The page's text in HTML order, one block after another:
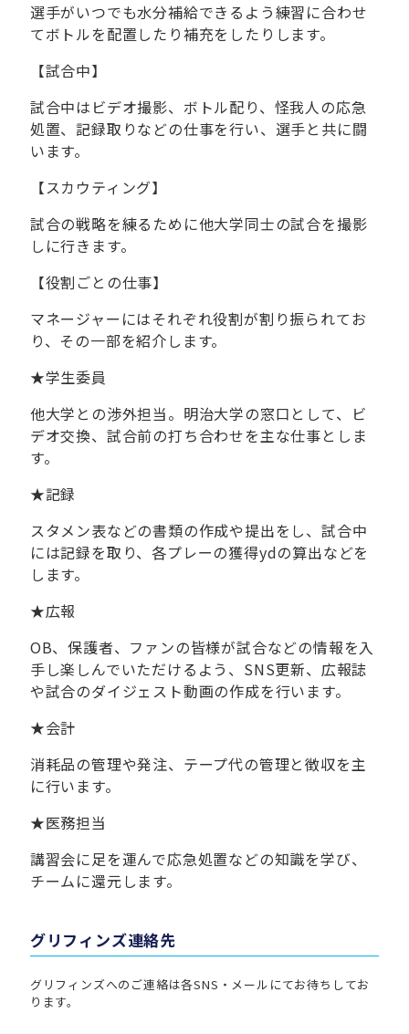
選手がいつでも水分補給できるよう練習に合わせ
てボトルを配置したり補充をしたりします。
【試合中】
試合中はビデオ撮影、ボトル配り、怪我人の応急
処置、記録取りなどの仕事を行い、選手と共に闘
います。
【スカウティング】
試合の戦略を練るために他大学同士の試合を撮影
しに行きます。
【役割ごとの仕事】
マネージャーにはそれぞれ役割が割り振られてお
り、その一部を紹介します。
★学生委員
他大学との渉外担当。明治大学の窓口として、ビ
デオ交換、試合前の打ち合わせを主な仕事としま
す。
★記録
スタメン表などの書類の作成や提出をし、試合中
には記録を取り、各プレーの獲得ydの算出などを
します。
★広報
OB、保護者、ファンの皆様が試合などの情報を入
手し楽しんでいただけるよう、 SNS更新、広報誌
や試合のダイジェスト動画の作成を行います。
★会計
消耗品の管理や発注、テープ代の管理と徴収を主
に行います。
★医務担当
講習会に足を運んで応急処置などの知識を学び、
チームに還元します。
グリフィンズ連絡先
グリフィンズへのご連絡は各SNS・メールにてお待ちしてお
ります。